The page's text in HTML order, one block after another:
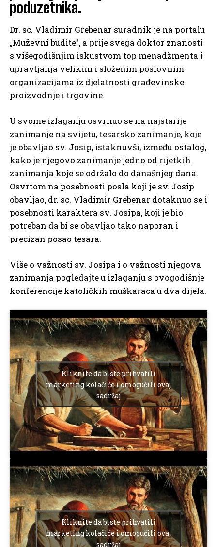
poduzetnika.
Dr. sc. Vladimir Grebenar suradnik je na portalu
„Muževni budite”, a prije svega doktor znanosti
s višegodišnjim iskustvom top menadžmenta i
upravljanja velikim i složenim poslovnim
organizacijama iz djelatnosti građevinske
proizvodnje i trgovine.
U svome izlaganju osvrnuo se na najstarije
zanimanje na svijetu, tesarsko zanimanje, koje
je obavljao sv. Josip, istaknuvši, između ostalog,
kako je njegovo zanimanje jedno od rijetkih
zanimanja koje se održalo do današnjeg dana.
Osvrtom na posebnosti posla koji je sv. Josip
obavljao, dr. sc. Vladimir Grebenar dotaknuo se i
posebnosti karaktera sv. Josipa, koji je bio
potreban da bi se obavljao tako naporan i
precizan posao tesara.
Više o važnosti sv. Josipa i o važnosti njegova
zanimanja pogledajte u izlaganju s ovogodišnje
konferencije katoličkih muškaraca u dva dijela.
Kliknite da biste prihvatili
marketing kolačiće i omogućili ovaj
sadržaj
Kliknite da biste prihvatili
marketing kolačiće i omogućili ovaj
sadržaj